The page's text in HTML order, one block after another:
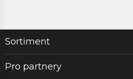
Sortiment
Pro partnery